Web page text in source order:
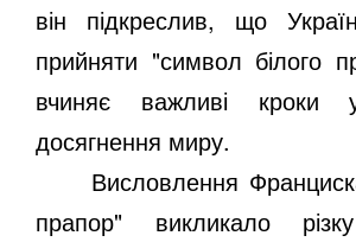
він підкреслив, що
прийняти "символ білого
вчиняє важливі кроки
досягнення миру.
Висловлення
прапор" викликало